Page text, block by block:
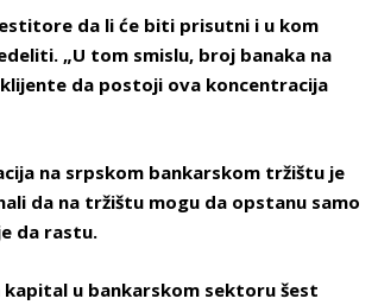
da li će biti prisutni i u kom
„U tom smislu, broj banaka na
da postoji ova koncentracija
na srpskom bankarskom tržištu je
da na tržištu mogu da opstanu samo
da rastu.
kapital u bankarskom sektoru šest